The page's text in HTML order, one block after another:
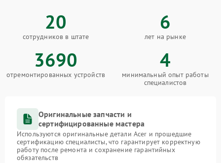
20
сотрудников в штате
6
лет на рынке
3690
отремонтированных устройств
4
минимальный опыт работы
специалистов
Оригинальные запчасти и
сертифицированные мастера
Используются оригинальные детали Acer и прошедшие
сертификацию специалисты, что гарантирует корректную
работу после ремонта и сохранение гарантийных
обязательств